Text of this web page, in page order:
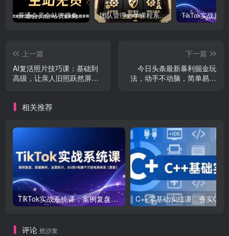
开通会员全站资源免费下载 开通VIP会员 HY资源库 团队管理必学课程系列，阿里巴巴“腿部三板斧”
上一篇
AI复活照片技巧课：基础到
高级，让亲人旧照跃然屏上
下一篇
今日头条最新暴利掘金玩
法，动手不动脑，简单易上
相关推荐
TikTok实战系统课，案例复盘、数据解析、运营执行，从0到1构建千万级电商体系（更新）
评论 抢沙发